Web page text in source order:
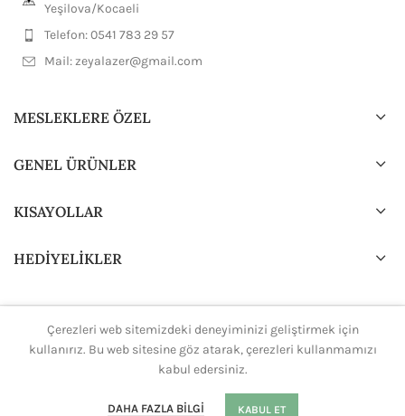
Yeşilova/Kocaeli
Telefon: 0541 783 29 57
Mail:zeyalazer@gmail.com
MESLEKLERE ÖZEL
GENEL ÜRÜNLER
KISAYOLLAR
HEDİYELİKLER
2024 Tasarım ve DizaynH.Ali.KTüm hakları saklıdır.
Çerezleri web sitemizdeki deneyiminizi geliştirmek için
kullanırız. Bu web sitesine göz atarak, çerezleri kullanmamızı
kabul edersiniz.
DAHA FAZLA BILGI KABUL ET